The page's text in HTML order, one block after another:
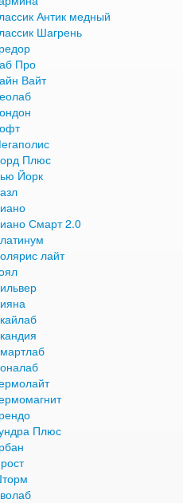
Антик медный
Шагрень
Про
Вайт
Плюс
Йорк
Смарт 2.0
лайт
Плюс